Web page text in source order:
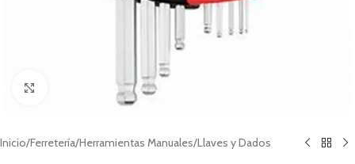
Click to enlarge
Inicio/Ferretería/Herramientas Manuales/Llaves y Dados